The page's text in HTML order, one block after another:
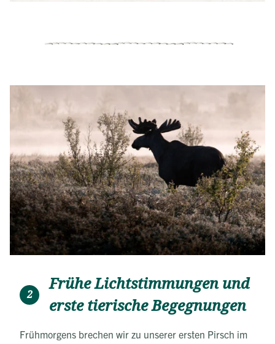
2
Frühe Lichtstimmungen und
erste tierische Begegnungen
Frühmorgens brechen wir zu unserer ersten Pirsch im